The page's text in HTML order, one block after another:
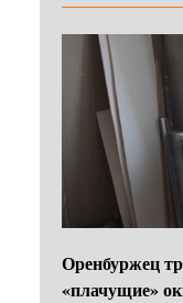
Оренбуржец
«плачущие»